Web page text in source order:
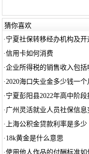
猜你喜欢
· 宁夏社保转移经办机构及
·信用卡如何消费
·企业所得税的销售收入包括
·2020海口失业金多少钱一个
· 宁夏彭阳县2022年高中阶段
· 广州灵活就业人员社保信
· 上海公积金贷款利率是多少
· 18k黄金是什么意思
·使用他人作品的付酬标准如